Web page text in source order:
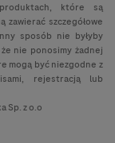
które są
szczegółowe
sposób nie byłyby
nie ponosimy żadnej
mogą być niezgodne z
rejestracją lub
Sp. z o.o